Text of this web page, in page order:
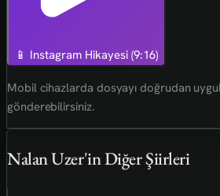
📱 Instagram Hikayesi (9:16)
Mobil cihazlarda dosyayı doğrudan
gönderebilirsiniz.
Nalan Uzer'in Diğer Şiirleri